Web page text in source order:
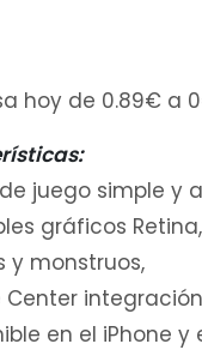
hoy de 0.89€ a
juego simple y
gráficos Retina,
y monstruos,
Center
en el iPhone y